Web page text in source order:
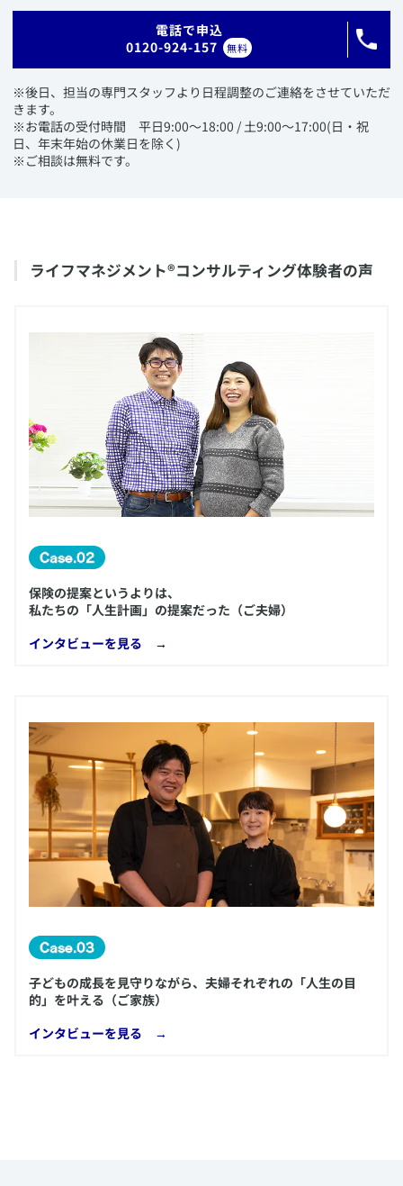
​電話で申込
0120-924-157
無料
​※後日、担当の専門スタッフより日程調整のご連絡をさせていただ
きます。
※お電話の受付時間 平日9:00〜18:00 / 土9:00〜17:00(日・祝
日、年末年始の休業日を除く)
※ご相談は無料です。
​ライフマネジメント®コンサルティング体験者の声
保険の提案というよりは、
私たちの「人生計画」の提案だった（ご夫婦）
​インタビューを見る →
子どもの成長を見守りながら、夫婦それぞれの「人生の目
的」を叶える（ご家族）
​インタビューを見る →